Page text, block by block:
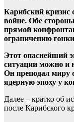
Карибский кризис
войне. Обе
прямой
ограничению
Этот опаснейший
ситуации можно и
Он преподал миру
ядерную эпоху у
Далее – кратко об
после Карибского